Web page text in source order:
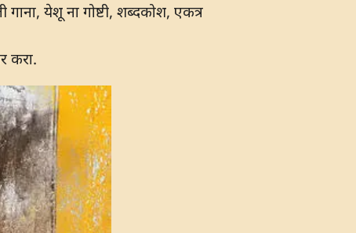
येशू ना गोष्टी, शब्दकोश, एकत्र
करा.